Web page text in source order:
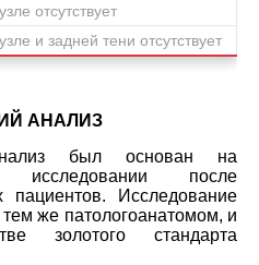
отсутствует
и задней тени отсутствует
АНАЛИЗ
анализ был основан на
исследовании после
пациентов. Исследование
же патологоанатомом, и
золотого стандарта